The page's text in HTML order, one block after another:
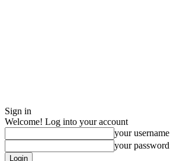
Sign in
Welcome! Log into your account
your username
your password